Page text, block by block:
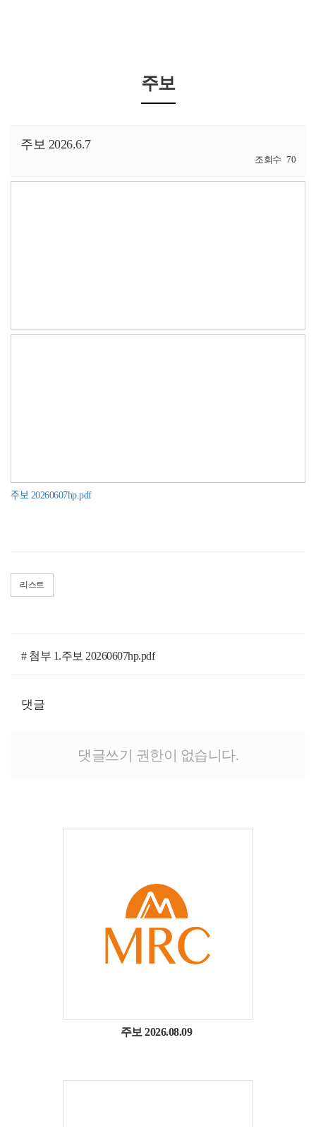
주보
주보 2026.6.7
조회수 70
주보 20260607hp.pdf
리스트
# 첨부 1.주보 20260607hp.pdf
댓글
댓글쓰기 권한이 없습니다.
주보 2026.08.09